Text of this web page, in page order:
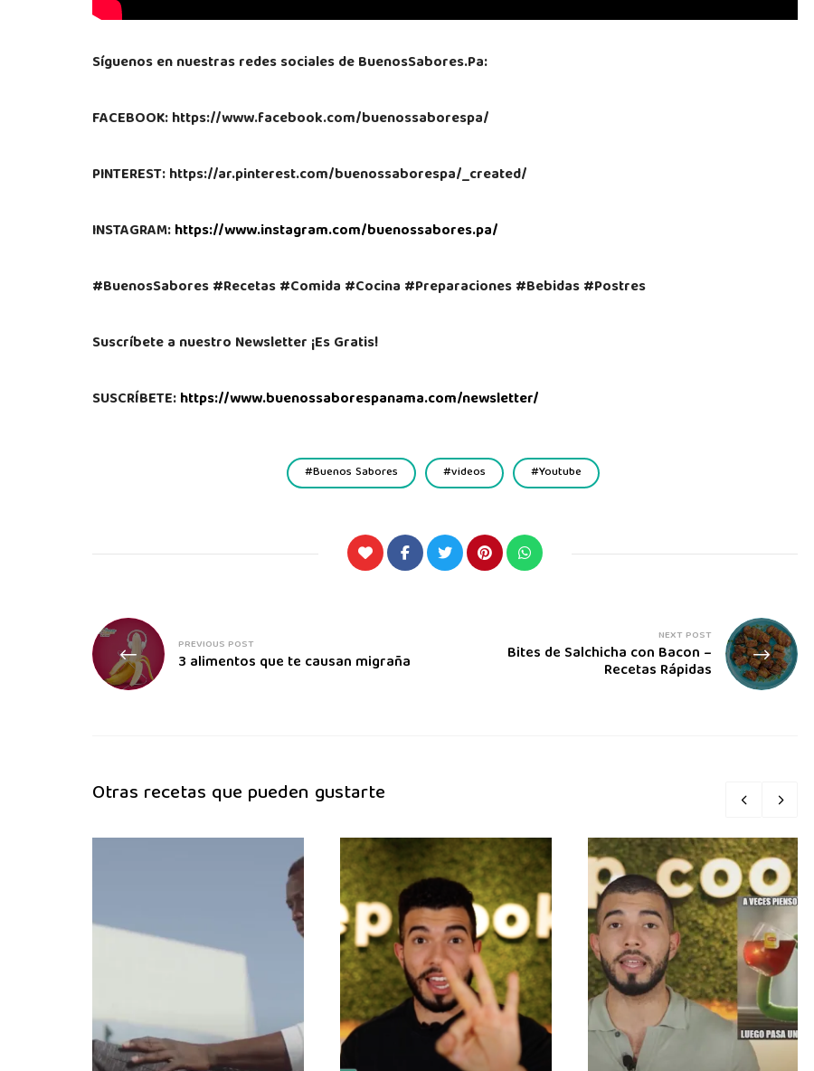
Síguenos en nuestras redes sociales de BuenosSabores.Pa:
FACEBOOK: https://www.facebook.com/buenossaborespa/
PINTEREST: https://ar.pinterest.com/buenossaborespa/_created/
INSTAGRAM:https://www.instagram.com/buenossabores.pa/
#BuenosSabores #Recetas #Comida #Cocina #Preparaciones #Bebidas #Postres
Suscríbete a nuestro Newsletter ¡Es Gratis!
SUSCRÍBETE:https://www.buenossaborespanama.com/newsletter/
Buenos Sabores videos Youtube
PREVIOUS POST
3 alimentos que te causan migraña
NEXT POST
Bites de Salchicha con Bacon –
Recetas Rápidas
Otras recetas que pueden gustarte